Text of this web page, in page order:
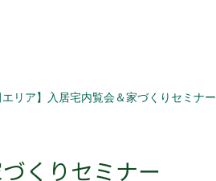
リア】入居宅内覧会＆家づくりセミナー
くりセミナー